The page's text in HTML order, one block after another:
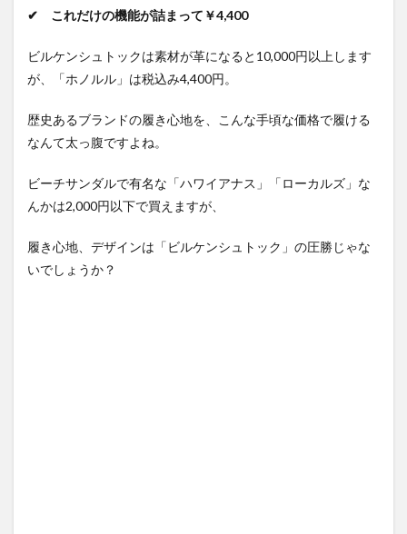
✔ これだけの機能が詰まって￥4,400
ビルケンシュトックは素材が革になると10,000円以上します
が、「ホノルル」は税込み4,400円。
歴史あるブランドの履き心地を、こんな手頃な価格で履ける
なんて太っ腹ですよね。
ビーチサンダルで有名な「ハワイアナス」「ローカルズ」な
んかは2,000円以下で買えますが、
履き心地、デザインは「ビルケンシュトック」の圧勝じゃな
いでしょうか？